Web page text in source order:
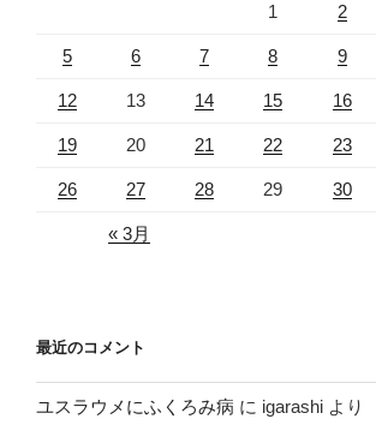
1 2
5 6 7 8 9
12 13 14 15 16
19 20 21 22 23
26 27 28 29 30
« 3月
最近のコメント
ユスラウメにふくろみ病 に igarashi より